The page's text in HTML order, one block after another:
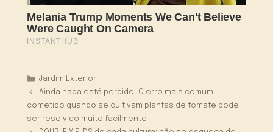
Categorias
Jardim Exterior
Ainda nada está perdido! O erro mais comum
cometido quando se cultivam plantas de tomate pode
ser resolvido muito facilmente